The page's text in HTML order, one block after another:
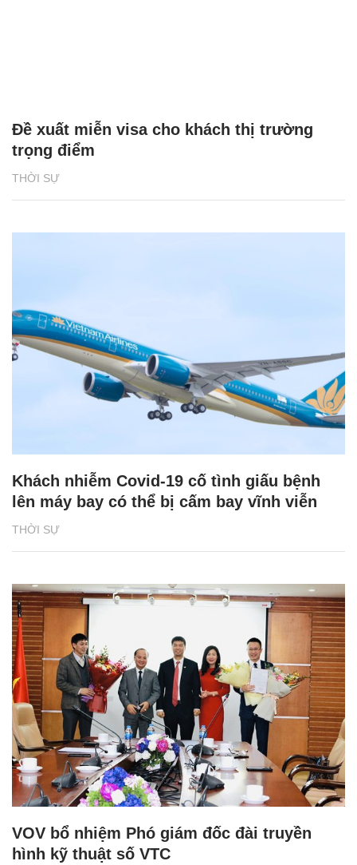
THỜI SỰ
Đề xuất miễn visa cho khách thị trường
trọng điểm
THỜI SỰ
Khách nhiễm Covid-19 cố tình giấu bệnh
lên máy bay có thể bị cấm bay vĩnh viễn
VOV bổ nhiệm Phó giám đốc đài truyền
hình kỹ thuật số VTC